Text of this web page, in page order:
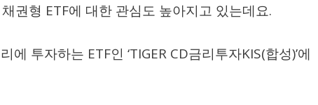
권형 ETF에 대한 관심도 높아지고 있는데요.
에 투자하는 ETF인 ‘TIGER CD금리투자KIS(합성)’에